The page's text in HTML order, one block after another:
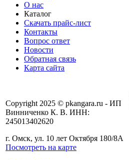
О нас
Каталог
Скачать прайс-лист
Контакты
Вопрос ответ
Новости
Обратная связь
Карта сайта
Copyright 2025 © pkangara.ru - ИП
Винниченко К. В. ИНН:
245013402620
г. Омск, ул. 10 лет Октября 180/8А
Посмотреть на карте